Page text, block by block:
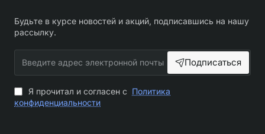
Будьте в курсе новостей и акций, подписавшись на нашу
рассылку.
адрес
электронной
почты
Подписаться
Я прочитал и согласен с Политика
конфиденциальности